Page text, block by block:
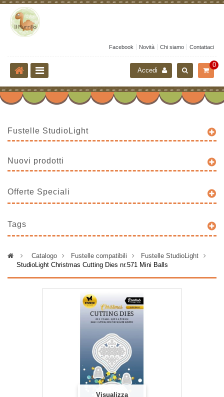
Facebook Novità Chi siamo Contattaci
0
Accedi
Fustelle StudioLight
Nuovi prodotti
Offerte Speciali
Tags
> Catalogo > Fustelle compatibili >
Fustelle StudioLight
StudioLight Christmas Cutting Dies nr.571 Mini Balls
Visualizza